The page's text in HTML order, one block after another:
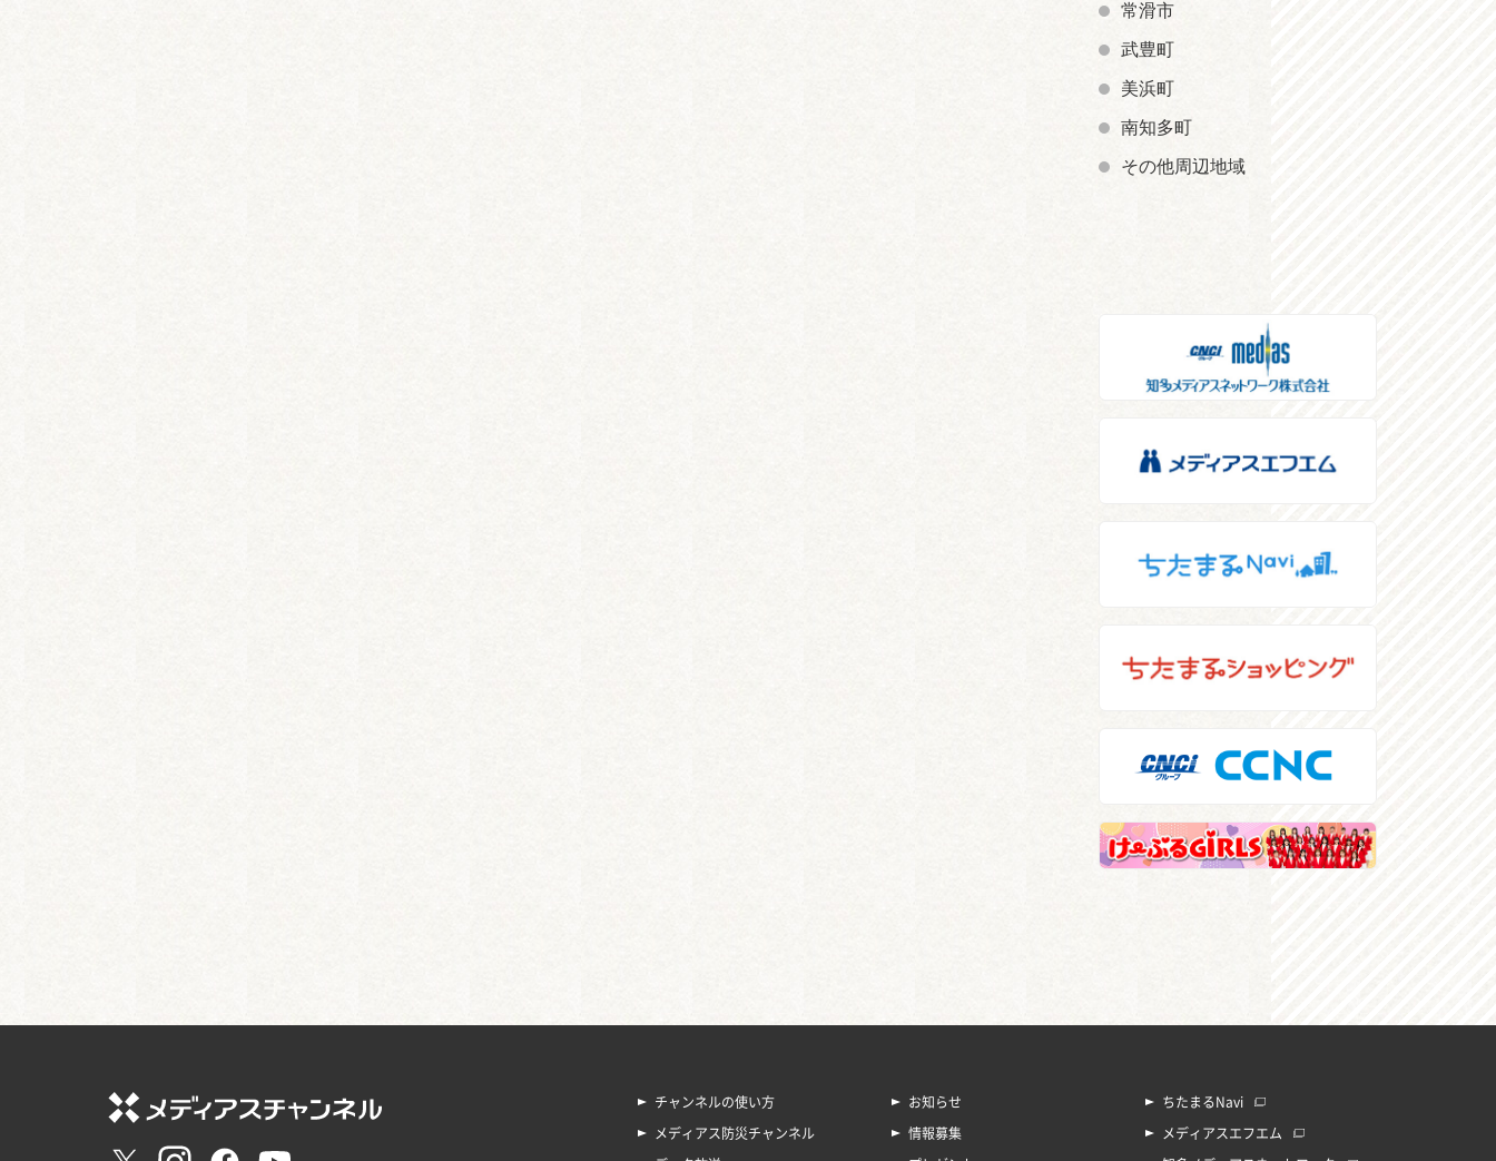
常滑市
武豊町
美浜町
南知多町
その他周辺地域
チャンネルの使い方
メディアス防災チャンネル
お知らせ
情報募集
ちたまるNavi
メディアスエフエム